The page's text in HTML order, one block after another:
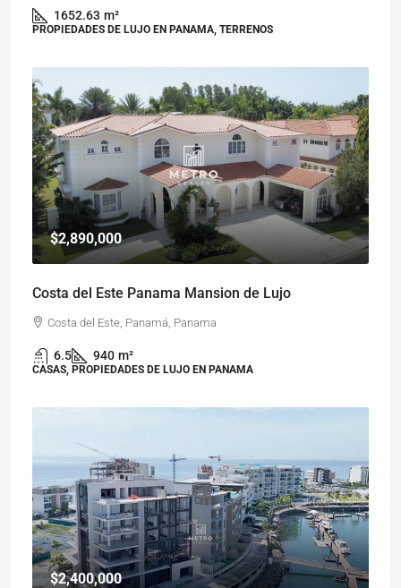
1652.63 m²
PROPIEDADES DE LUJO EN PANAMA, TERRENOS
$2,890,000
Costa del Este Panama Mansion de Lujo
Costa del Este, Panamá, Panama
6.5 940 m²
CASAS, PROPIEDADES DE LUJO EN PANAMA
$2,400,000